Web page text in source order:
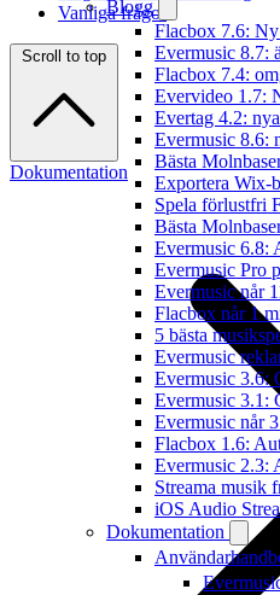
Blogg
Flacbox 7.6:
Evermusic 8.7:
Flacbox 7.4:
Evervideo 1.7:
Evertag 4.2:
Evermusic 8.6:
Bästa
Exportera Wix-
Spela förlustfri
Bästa
Evermusic 6.8:
Evermusic Pro
Evermusic når
Flacbox når 1
5 bästa
Evermusic
Evermusic 3.6:
Evermusic 3.1:
Evermusic når
Flacbox 1.6:
Evermusic 2.3:
Streama musik
iOS Audio
Dokumentation
Vanliga frågor
Scroll to top
Dokumentation